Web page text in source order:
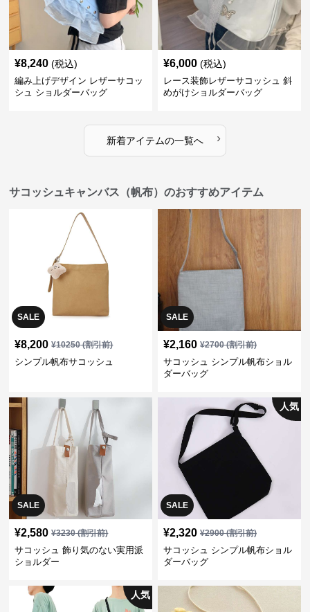
¥8,240 (税込)
編み上げデザイン レザーサコッ
シュ ショルダーバッグ
¥6,000 (税込)
レース装飾レザーサコッシュ 斜
めがけショルダーバッグ
新着アイテムの一覧へ ›
サコッシュキャンバス（帆布）のおすすめアイテム
SALE
¥8,200 ¥10250(割引前)
シンプル帆布サコッシュ
SALE
¥2,160 ¥2700(割引前)
サコッシュ シンプル帆布ショル
ダーバッグ
SALE
¥2,580 ¥3230(割引前)
サコッシュ 飾り気のない実用派
ショルダー
SALE
人気
¥2,320 ¥2900(割引前)
サコッシュ シンプル帆布ショル
ダーバッグ
人気